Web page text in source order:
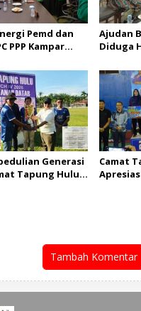
Pemd dan
PPP Kampar
Kampar
Ajudan
Diduga
Laporan
Generasi
Tapung Hulu
Camat
Tambah Komentar